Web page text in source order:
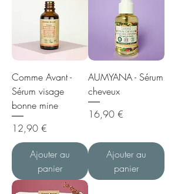
Comme Avant -
Sérum visage
bonne mine
Prix
12,90 €
Ajouter au
panier
AUMYANA - Sérum
cheveux
Prix
16,90 €
Ajouter au
panier